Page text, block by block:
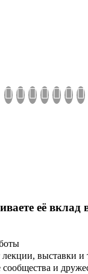
её вклад
выставки и
и